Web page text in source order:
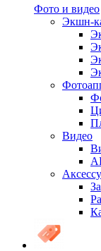
Фото и видео
Экшн-
Видео